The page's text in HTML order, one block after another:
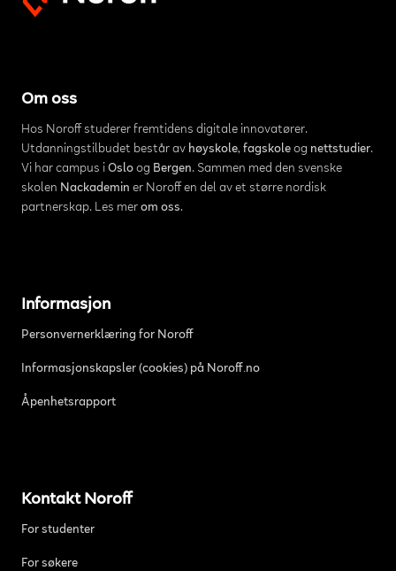
Om oss
Hos Noroff studerer fremtidens digitale innovatører.
Utdanningstilbudet består av høyskole, fagskoleog nettstudier.
Vi har campus i Osloog Bergen. Sammen med den svenske
skolen Nackademin er Noroff en del av et større nordisk
partnerskap. Les mer om oss.
Informasjon
Personvernerklæring for Noroff
Informasjonskapsler (cookies) på Noroff.no
Åpenhetsrapport
Kontakt Noroff
For studenter
For søkere